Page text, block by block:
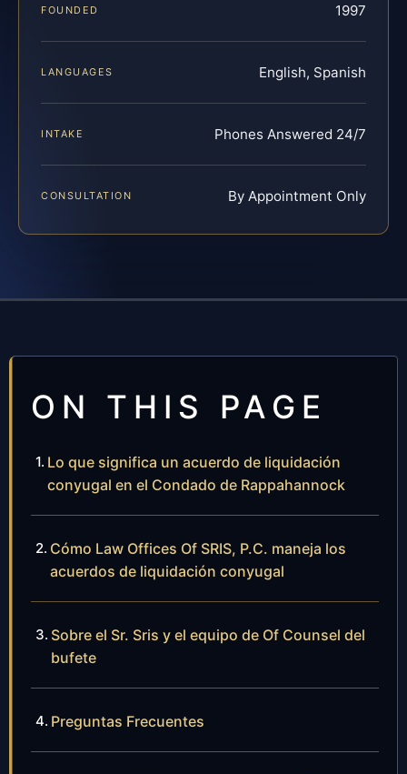
FOUNDED 1997
LANGUAGES English, Spanish
INTAKE Phones Answered 24/7
CONSULTATION By Appointment Only
ON THIS PAGE
Lo que significa un acuerdo de liquidación
conyugal en el Condado de Rappahannock
Cómo Law Offices Of SRIS, P.C. maneja los
acuerdos de liquidación conyugal
Sobre el Sr. Sris y el equipo de Of Counsel del
bufete
Preguntas Frecuentes